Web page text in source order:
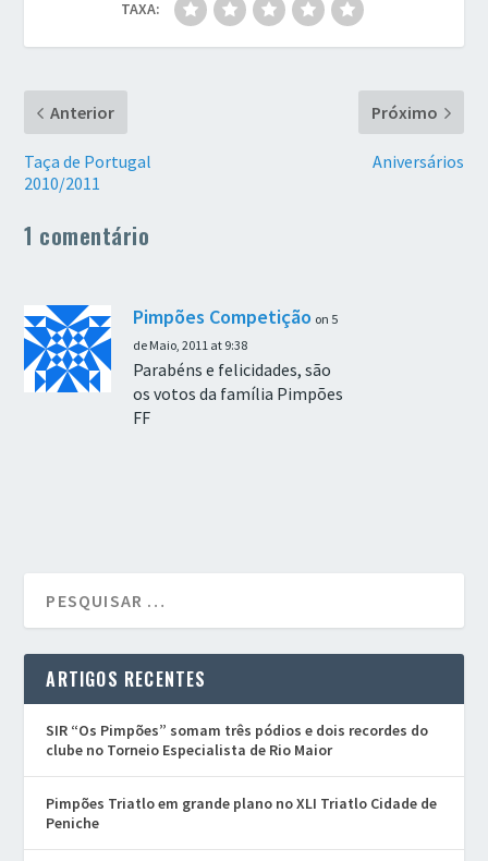
TAXA:
Anterior
Taça de Portugal
2010/2011
Próximo
Aniversários
1 comentário
Pimpões Competição on 5
de Maio, 2011 at 9:38
Parabéns e felicidades, são
os votos da família Pimpões
FF
ARTIGOS RECENTES
SIR “Os Pimpões” somam três pódios e dois recordes do
clube no Torneio Especialista de Rio Maior
Pimpões Triatlo em grande plano no XLI Triatlo Cidade de
Peniche